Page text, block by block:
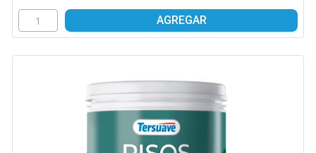
AGREGAR